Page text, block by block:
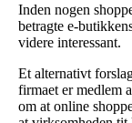
Inden nogen
betragte e-
videre interessant.
Et alternativt
firmaet er medlem
om at online